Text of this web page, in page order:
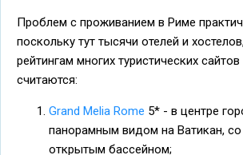
Проблем с проживанием в Риме
поскольку тут тысячи отелей и
рейтингам многих туристических
считаются:
Grand Melia Rome 5* - в центре
панорамным видом на Ватикан,
открытым бассейном;